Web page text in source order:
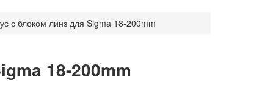
с блоком линз для Sigma 18-200mm
18-200mm